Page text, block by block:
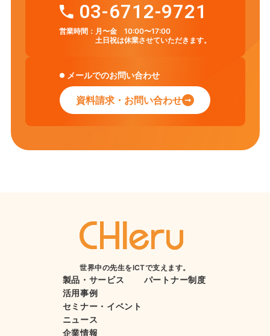
03-6712-9721
営業時間： 月〜金 10:00〜17:00
土日祝は休業させていただきます。
メールでのお問い合わせ
資料請求・お問い合わせ
世界中の先生をICTで支えます。
製品・サービス
活用事例
セミナー・イベント
ニュース
企業情報
パートナー制度